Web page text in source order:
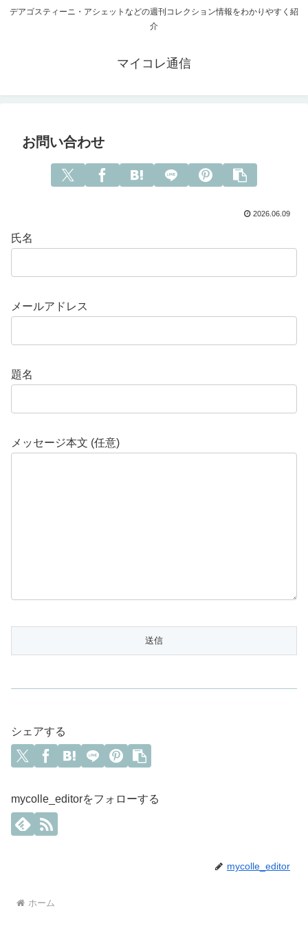
デアゴスティーニ・アシェットなどの週刊コレクション情報をわかりやすく紹
介
マイコレ通信
お問い合わせ
2026.06.09
氏名
メールアドレス
題名
メッセージ本文 (任意)
シェアする
mycolle_editorをフォローする
mycolle_editor
ホーム